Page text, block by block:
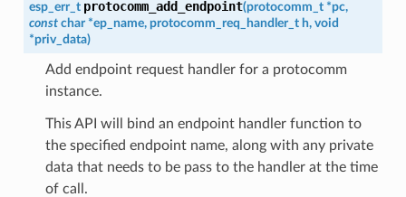
esp_err_t protocomm_add_endpoint(protocomm_t *pc,
const char *ep_name, protocomm_req_handler_t h, void
*priv_data)
Add endpoint request handler for a protocomm
instance.
This API will bind an endpoint handler function to
the specified endpoint name, along with any private
data that needs to be pass to the handler at the time
of call.